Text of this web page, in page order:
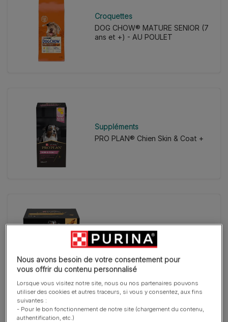
Croquettes
DOG CHOW® MATURE SENIOR (7
ans et +) - AU POULET
Suppléments
PRO PLAN® Chien Skin & Coat +
Suppléments
PRO PLAN® Mobility+ complément
alimentaire articulation pour chien
Nous avons besoin de votre consentement pour
vous offrir du contenu personnalisé
Lorsque vous visitez notre site, nous ou nos partenaires pouvons
utiliser des cookies et autres traceurs, si vous y consentez, aux fins
suivantes :
- Pour le bon fonctionnement de notre site (chargement du contenu,
authentification, etc.)